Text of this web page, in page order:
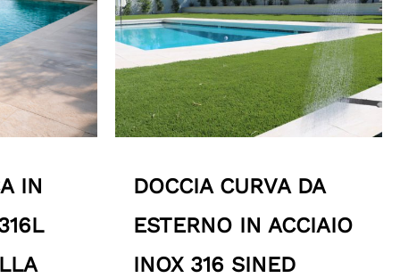
IN
DOCCIA CURVA DA
ESTERNO IN ACCIAIO
INOX 316 SINED